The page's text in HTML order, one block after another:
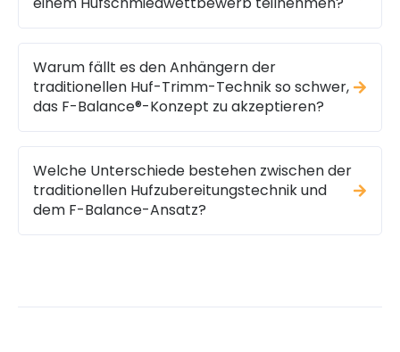
Warum fällt es den Anhängern der
traditionellen Huf-Trimm-Technik so schwer,
das F-Balance®-Konzept zu akzeptieren?
Welche Unterschiede bestehen zwischen der
traditionellen Hufzubereitungstechnik und
dem F-Balance-Ansatz?